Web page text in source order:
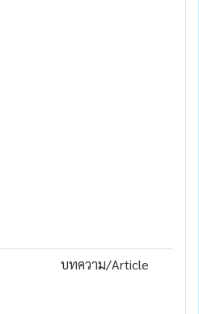
บทความ/Article